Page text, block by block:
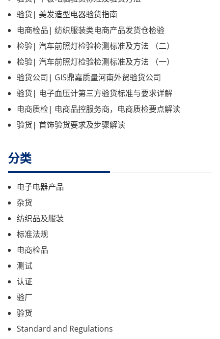
验货| 美发造型电器验货指南
电商检品| 纺织服装类电商产品发货仓检验
检验| 汽车前照灯检验检测标准及方法 （二）
检验| 汽车前照灯检验检测标准及方法 （一）
验货公司| GIS鼎嘉质量河南外贸验货公司
验货| 电子血压计第三方验货标准与要求详解
电商质检| 电商品控服务商，电商质检要点解读
验货| 首饰验货要求及步骤解读
分类
电子电器产品
杂货
纺织品及服装
标准法规
电商检品
测试
认证
验厂
验货
Standard and Regulations